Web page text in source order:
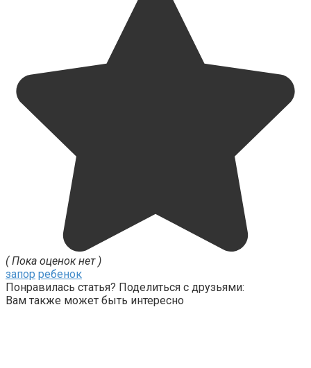
( Пока оценок нет )
запор ребенок
Понравилась статья? Поделиться с друзьями:
Вам также может быть интересно